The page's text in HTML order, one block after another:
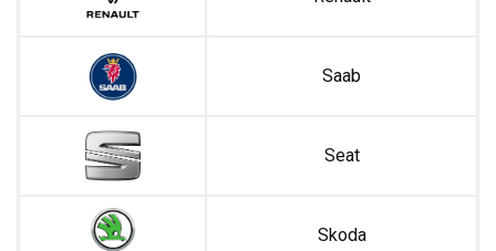
Saab
Seat
Skoda